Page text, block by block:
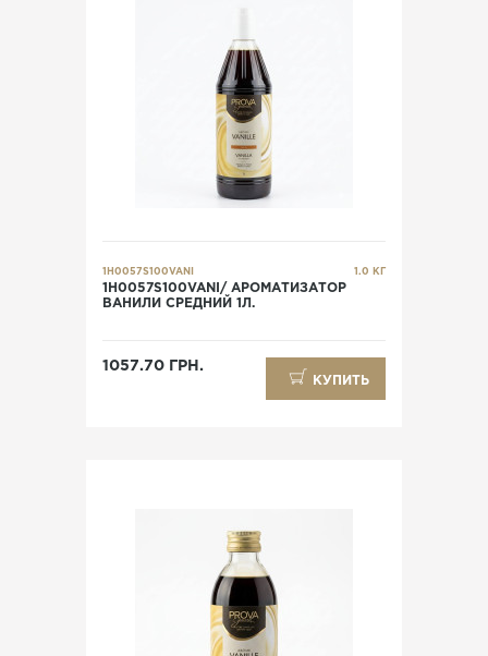
1Н0057S100VANI 1.0 КГ
1Н0057S100VANI/ АРОМАТИЗАТОР
ВАНИЛИ СРЕДНИЙ 1Л.
1057.70 ГРН.
КУПИТЬ